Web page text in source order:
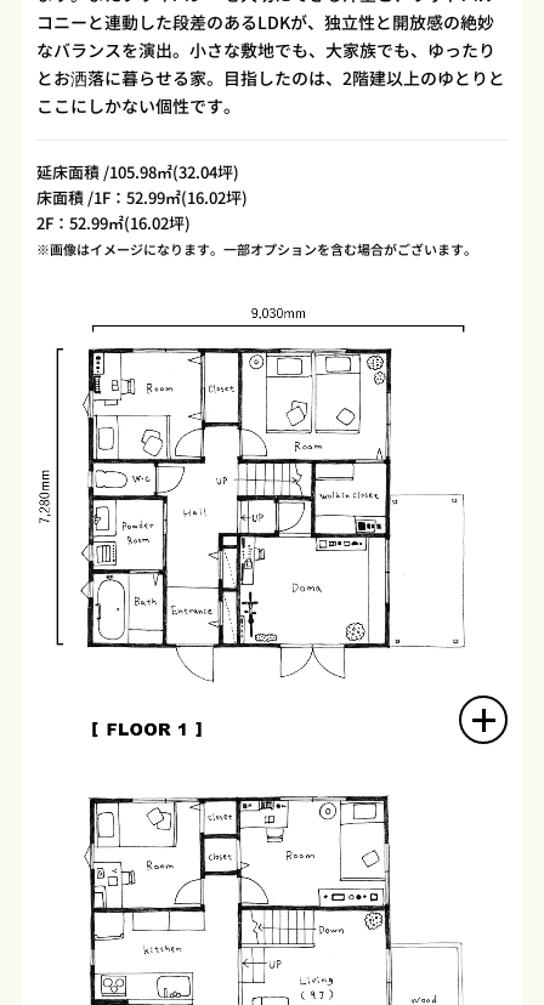
コニーと連動した段差のあるLDKが、独立性と開放感の絶妙
なバランスを演出。小さな敷地でも、大家族でも、ゆったり
とお洒落に暮らせる家。目指したのは、2階建以上のゆとりと
ここにしかない個性です。
延床面積 /105.98㎡(32.04坪)
床面積 /1F：52.99㎡(16.02坪)
2F：52.99㎡(16.02坪)
※画像はイメージになります。一部オプションを含む場合がございます。